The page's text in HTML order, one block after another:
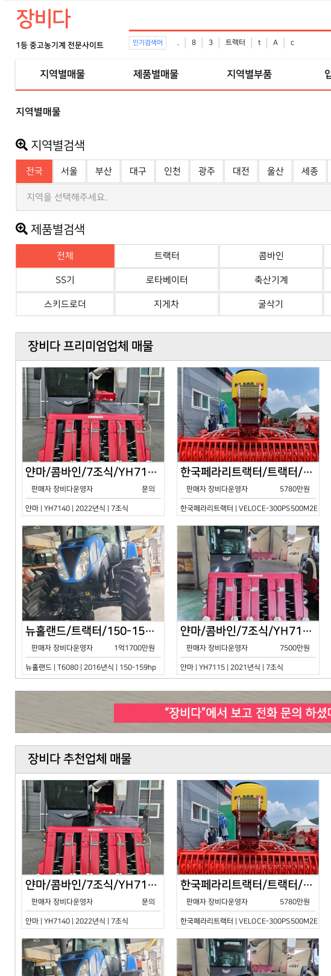
장비다
1등 중고농기계 전문사이트 인기검색어 . 8 3 트랙터 t A c
지역별매물 제품별매물 지역별부품
지역별매물
지역별검색
전국 서울 부산 대구 인천 광주 대전 울산 세종
지역을 선택해주세요.
제품별검색
전체 트랙터 콤바인
SS기 로타베이터 축산기계
스키드로더 지게차 굴삭기
장비다 프리미엄업체 매물
얀마/콤바인/7조식/YH7140/2024년식
판매자 장비다운영자 문의
얀마 | YH7140 | 2022년식 | 7조식
한국페라리트랙터/트랙터/기타/VELOCE-300PS500M2E/2022년식
판매자 장비다운영자 5780만원
한국페라리트랙터 | VELOCE-300PS500M2E |
뉴홀랜드/트랙터/150-159hp/T6080/2016년식
판매자 장비다운영자 1억1700만원
뉴홀랜드 | T6080 | 2016년식 | 150-159hp
얀마/콤바인/7조식/YH7115/2021년식
판매자 장비다운영자 7500만원
얀마 | YH7115 | 2021년식 | 7조식
장비다 추천업체 매물
얀마/콤바인/7조식/YH7140/2024년식
판매자 장비다운영자 문의
얀마 | YH7140 | 2022년식 | 7조식
한국페라리트랙터/트랙터/기타/VELOCE-300PS500M2E/2022년식
판매자 장비다운영자 5780만원
한국페라리트랙터 | VELOCE-300PS500M2E |